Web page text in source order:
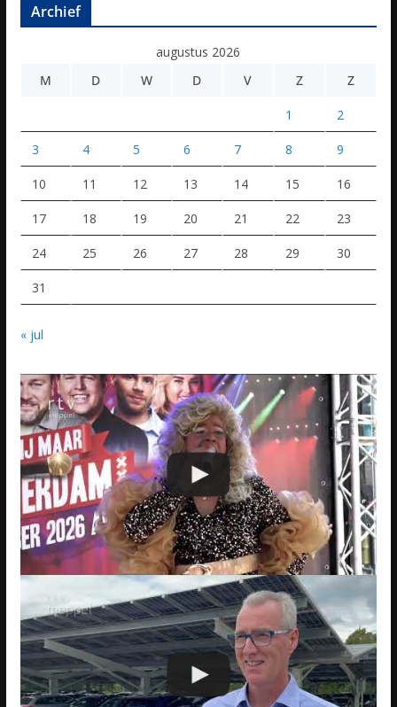
Archief
augustus 2026
M
D W D V Z Z
1 2
3 4 5 6 7 8 9
10 11 12 13 14 15 16
17 18 19 20 21 22 23
24 25 26 27 28 29 30
31
« jul